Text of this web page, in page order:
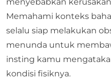
Memahami konteks
selalu siap melakukan
menunda untuk
insting kamu
kondisi fisiknya.